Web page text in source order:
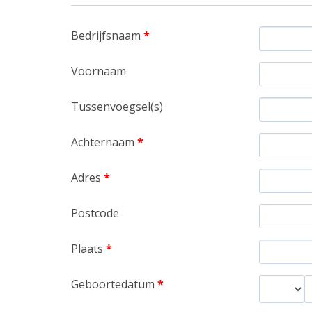
Bedrijfsnaam *
Voornaam
Tussenvoegsel(s)
Achternaam *
Adres *
Postcode
Plaats *
Geboortedatum *